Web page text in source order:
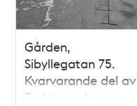
Gården,
Sibyllegatan 75.
Kvarvarande del av
Tyskbagarbergen.